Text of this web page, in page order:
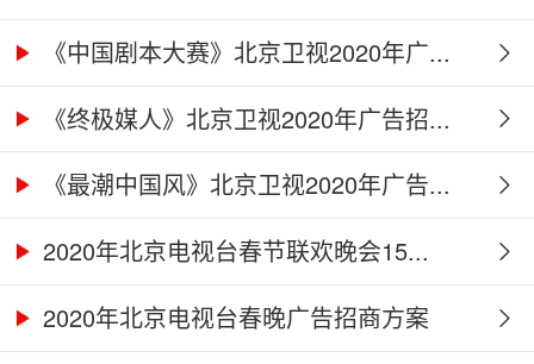
《中国剧本大赛》北京卫视2020年广...
《终极媒人》北京卫视2020年广告招...
《最潮中国风》北京卫视2020年广告...
2020年北京电视台春节联欢晚会15...
2020年北京电视台春晚广告招商方案